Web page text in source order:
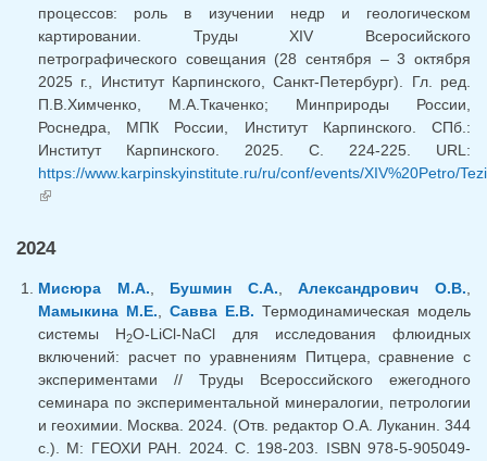
процессов: роль в изучении недр и геологическом
картировании. Труды XIV Всеросийского
петрографического совещания (28 сентября – 3 октября
2025 г., Институт Карпинского, Санкт-Петербург). Гл. ред.
П.В.Химченко, М.А.Ткаченко; Минприроды России,
Роснедра, МПК России, Институт Карпинского. СПб.:
Институт Карпинского. 2025. С. 224-225. URL:
https://www.karpinskyinstitute.ru/ru/conf/events/XIV%20Petro/
(link is external)
2024
Мисюра М.А., Бушмин С.А.,Александрович О.В.,
Мамыкина М.Е., Савва Е.В. Термодинамическая модель
системы H2O-LiCl-NaCl для исследования флюидных
включений: расчет по уравнениям Питцера, сравнение с
экспериментами // Труды Всероссийского ежегодного
семинара по экспериментальной минералогии, петрологии
и геохимии. Москва. 2024. (Отв. редактор О.А. Луканин. 344
с.). М: ГЕОХИ РАН. 2024. С. 198-203. ISBN 978-5-905049-